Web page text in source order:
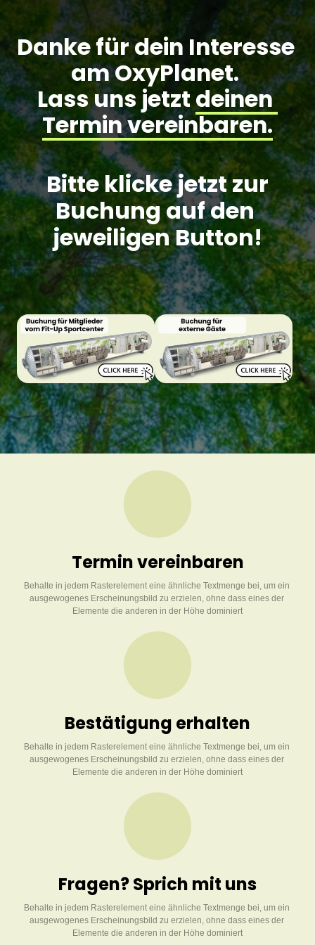
Danke für dein Interesse
am OxyPlanet.
Lass uns jetzt
deinen
Termin vereinbaren.
Bitte klicke jetzt zur
Buchung auf den
jeweiligen Button!
Termin vereinbaren
Behalte in jedem Rasterelement eine ähnliche Textmenge bei, um ein
ausgewogenes Erscheinungsbild zu erzielen, ohne dass eines der
Elemente die anderen in der Höhe dominiert
Bestätigung erhalten
Behalte in jedem Rasterelement eine ähnliche Textmenge bei, um ein
ausgewogenes Erscheinungsbild zu erzielen, ohne dass eines der
Elemente die anderen in der Höhe dominiert
Fragen? Sprich mit uns
Behalte in jedem Rasterelement eine ähnliche Textmenge bei, um ein
ausgewogenes Erscheinungsbild zu erzielen, ohne dass eines der
Elemente die anderen in der Höhe dominiert